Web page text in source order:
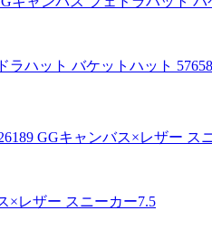
ハット バケットハット
×レザー スニーカー7.5